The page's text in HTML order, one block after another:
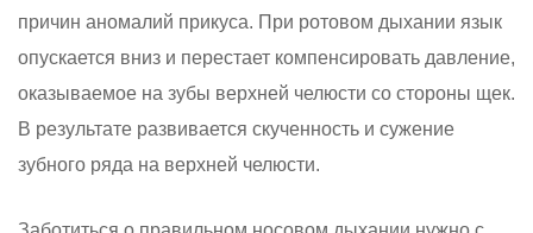
причин аномалий прикуса. При ротовом дыхании язык
опускается вниз и перестает компенсировать давление,
оказываемое на зубы верхней челюсти со стороны щек.
В результате развивается скученность и сужение
зубного ряда на верхней челюсти.